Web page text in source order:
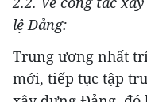
lệ Đảng:
Trung ương nhất
mới, tiếp tục tập